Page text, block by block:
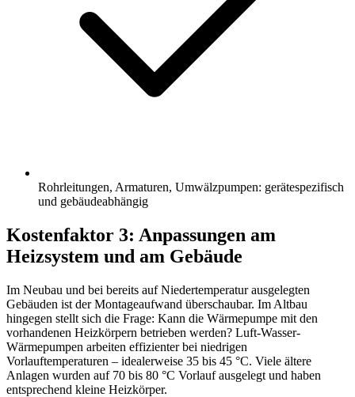
Rohrleitungen, Armaturen, Umwälzpumpen: gerätespezifisch
und gebäudeabhängig
Kostenfaktor 3: Anpassungen am
Heizsystem und am Gebäude
Im Neubau und bei bereits auf Niedertemperatur ausgelegten
Gebäuden ist der Montageaufwand überschaubar. Im Altbau
hingegen stellt sich die Frage: Kann die Wärmepumpe mit den
vorhandenen Heizkörpern betrieben werden? Luft-Wasser-
Wärmepumpen arbeiten effizienter bei niedrigen
Vorlauftemperaturen – idealerweise 35 bis 45 °C. Viele ältere
Anlagen wurden auf 70 bis 80 °C Vorlauf ausgelegt und haben
entsprechend kleine Heizkörper.